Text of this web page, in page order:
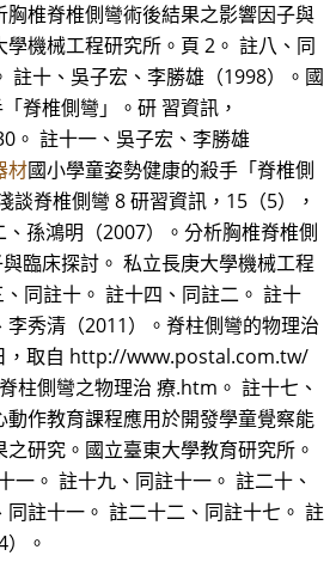
椎脊椎側彎術後結果之影響因子與
機械工程研究所。頁 2。 註八、同
註十、吳子宏、李勝雄（1998）。國
脊椎側彎」。研 習資訊，
。 註十一、吳子宏、李勝雄
材國小學童姿勢健康的殺手「脊椎側
談脊椎側彎 8 研習資訊，15（5），
孫鴻明（2007）。分析胸椎脊椎側
臨床探討。 私立長庚大學機械工程
同註十。 註十四、同註二。 註十
李秀清（2011）。脊柱側彎的物理治
，取自 http://www.postal.com.tw/
柱側彎之物理治 療.htm。 註十七、
作教育課程應用於開發學童覺察能
研究。國立臺東大學教育研究所。
一。 註十九、同註十一。 註二十、
註十一。 註二十二、同註十七。 註
。